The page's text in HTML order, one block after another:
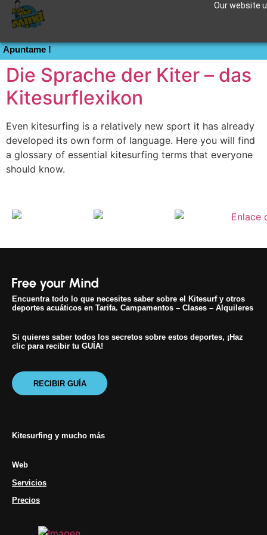
Our website
Apuntame !
Etiqueta:Railey
Die Sprache der Kiter – das
Kitesurflexikon
Even kitesurfing is a relatively new sport it has already
developed its own form of language. Here you will find
a glossary of essential kitesurfing terms that everyone
should know.
Encuentra todo lo que necesites saber sobre el Kitesurf y otros
deportes acuáticos en Tarifa. Campamentos – Clases – Alquileres
Si quieres saber todos los secretos sobre estos deportes, ¡Haz
clic para recibir tu GUÍA!
RECIBIR GUÍA
Kitesurfing y mucho más
Web
Servicios
Precios